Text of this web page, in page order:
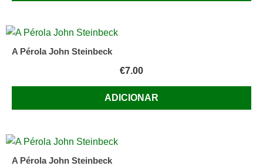
A Pérola John Steinbeck
€7.00
ADICIONAR
A Pérola John Steinbeck